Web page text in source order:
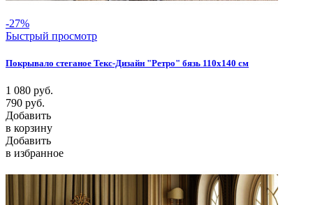
-27%
Быстрый просмотр
Покрывало стеганое Текс-Дизайн "Ретро" бязь 110х140 см
1 080 руб.
790 руб.
Добавить
в корзину
Добавить
в избранное